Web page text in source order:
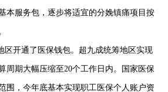
本服务包，逐步将适宜的分娩镇痛项目按
区开通了医保钱包。超九成统筹地区实现
周期大幅压缩至20个工作日内。国家医保
围，今年底基本实现职工医保个人账户资